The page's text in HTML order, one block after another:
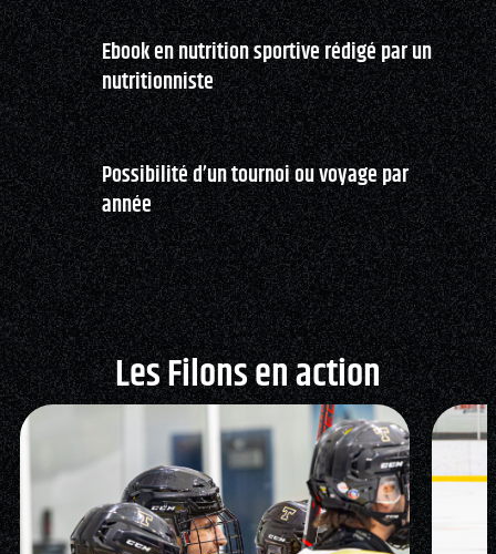
Ebook en nutrition sportive rédigé par un
nutritionniste
Possibilité d’un tournoi ou voyage par
année
Les Filons en action